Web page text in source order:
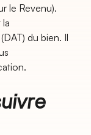
le Revenu).
du bien. Il